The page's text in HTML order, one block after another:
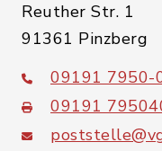
Reuther Str. 1
91361 Pinzberg
09191 7950-
09191